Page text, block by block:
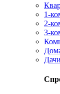
1-
2-
3-
Дачи